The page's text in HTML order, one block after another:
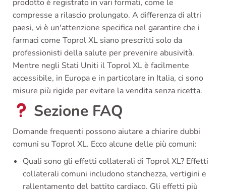
prodotto è registrato in vari formati, come le
compresse a rilascio prolungato. A differenza di altri
paesi, vi è un'attenzione specifica nel garantire che i
farmaci come Toprol XL siano prescritti solo da
professionisti della salute per prevenire abusività.
Mentre negli Stati Uniti il Toprol XL è facilmente
accessibile, in Europa e in particolare in Italia, ci sono
misure più rigide per evitare la vendita senza ricetta.
Sezione FAQ
Domande frequenti possono aiutare a chiarire dubbi
comuni su Toprol XL. Ecco alcune delle più comuni:
Quali sono gli effetti collaterali di Toprol XL? Effetti
collaterali comuni includono stanchezza, vertigini e
rallentamento del battito cardiaco. Gli effetti più